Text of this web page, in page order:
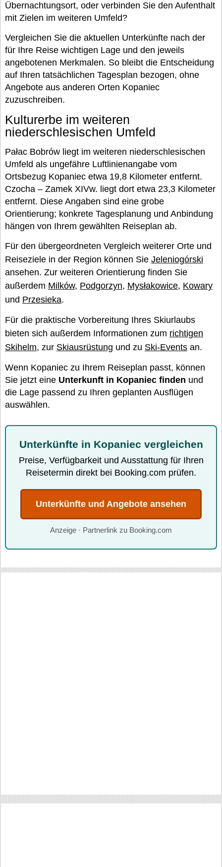
Übernachtungsort, oder verbinden Sie den Aufenthalt
mit Zielen im weiteren Umfeld?
Vergleichen Sie die aktuellen Unterkünfte nach der
für Ihre Reise wichtigen Lage und den jeweils
angebotenen Merkmalen. So bleibt die Entscheidung
auf Ihren tatsächlichen Tagesplan bezogen, ohne
Angebote aus anderen Orten Kopaniec
zuzuschreiben.
Kulturerbe im weiteren
niederschlesischen Umfeld
Pałac Bobrów liegt im weiteren niederschlesischen
Umfeld als ungefähre Luftlinienangabe vom
Ortsbezug Kopaniec etwa 19,8 Kilometer entfernt.
Czocha – Zamek XIVw. liegt dort etwa 23,3 Kilometer
entfernt. Diese Angaben sind eine grobe
Orientierung; konkrete Tagesplanung und Anbindung
hängen von Ihrem gewählten Reiseplan ab.
Für den übergeordneten Vergleich weiterer Orte und
Reiseziele in der Region können Sie Jeleniogórski
ansehen. Zur weiteren Orientierung finden Sie
außerdem Milków, Podgorzyn, Mysłakowice, Kowary
und Przesieka.
Für die praktische Vorbereitung Ihres Skiurlaubs
bieten sich außerdem Informationen zum richtigen
Skihelm, zur Skiausrüstung und zu Ski-Events an.
Wenn Kopaniec zu Ihrem Reiseplan passt, können
Sie jetzt eine Unterkunft in Kopaniec finden und
die Lage passend zu Ihren geplanten Ausflügen
auswählen.
Unterkünfte in Kopaniec vergleichen
Preise, Verfügbarkeit und Ausstattung für Ihren
Reisetermin direkt bei Booking.com prüfen.
Unterkünfte und Angebote ansehen
Anzeige · Partnerlink zu Booking.com